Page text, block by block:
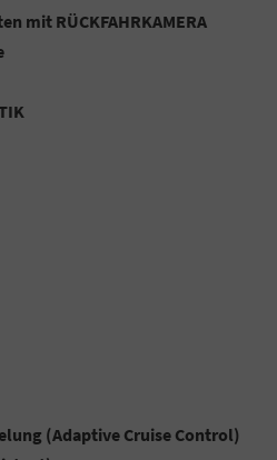
mit RÜCKFAHRKAMERA
(Adaptive Cruise Control)